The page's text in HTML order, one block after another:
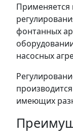
Применяется
фонтанных
насосных
имеющих